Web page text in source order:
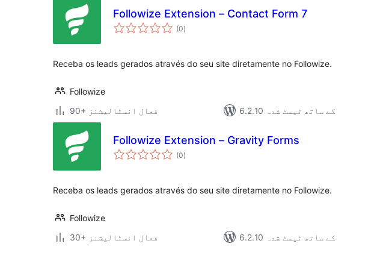
Followize Extension – Contact Form 7
(0مجموعی
درجہ
)
Receba os leads gerados através do seu site diretamente no Followize.
Followize
90+ فعال انسٹالیشنز
6.2.10 کے ساتھ ٹیسٹ شدہ
Followize Extension – Gravity Forms
(0مجموعی
درجہ
)
Receba os leads gerados através do seu site diretamente no Followize.
Followize
30+ فعال انسٹالیشنز
6.2.10 کے ساتھ ٹیسٹ شدہ